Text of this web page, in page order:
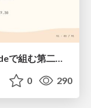
0 290